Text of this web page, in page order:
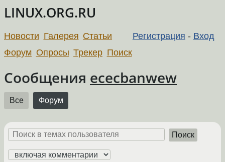
LINUX.ORG.RU
Регистрация - Вход
Новости Галерея Статьи
Форум Опросы Трекер Поиск
Сообщения ececbanwew
Все Форум
Поиск